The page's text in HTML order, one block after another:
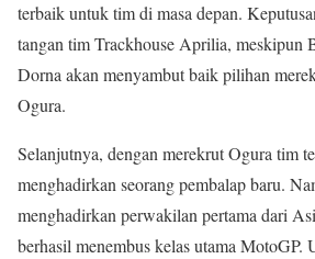
terbaik untuk tim di masa depan.
tangan tim Trackhouse Aprilia, meskipun
Dorna akan menyambut baik pilihan
Ogura.
Selanjutnya, dengan merekrut Ogura tim
menghadirkan seorang pembalap baru.
menghadirkan perwakilan pertama dari
berhasil menembus kelas utama MotoGP.